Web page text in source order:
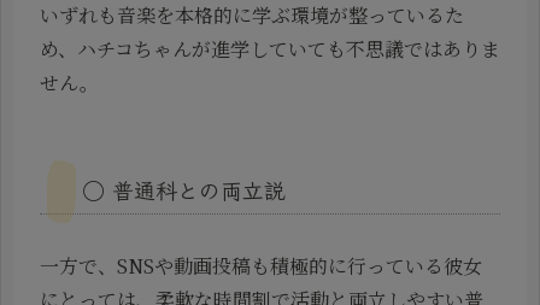
いずれも音楽を本格的に学ぶ環境が整っているた
め、ハチコちゃんが進学していても不思議ではありま
せん。
◯ 普通科との両立説
一方で、SNSや動画投稿も積極的に行っている彼女